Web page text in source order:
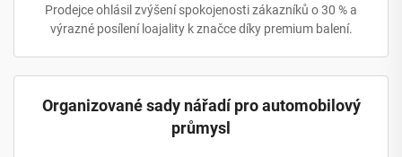
Prodejce ohlásil zvýšení spokojenosti zákazníků o 30 % a
výrazné posílení loajality k značce díky premium balení.
Organizované sady nářadí pro automobilový
průmysl